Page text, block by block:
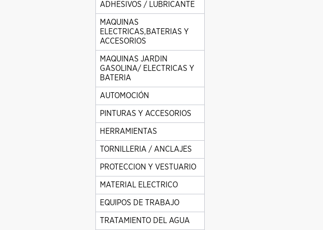
ADHESIVOS / LUBRICANTE
MAQUINAS
ELECTRICAS,BATERIAS Y
ACCESORIOS
MAQUINAS JARDIN
GASOLINA/ ELECTRICAS Y
BATERIA
AUTOMOCIÓN
PINTURAS Y ACCESORIOS
HERRAMIENTAS
TORNILLERIA / ANCLAJES
PROTECCION Y VESTUARIO
MATERIAL ELECTRICO
EQUIPOS DE TRABAJO
TRATAMIENTO DEL AGUA